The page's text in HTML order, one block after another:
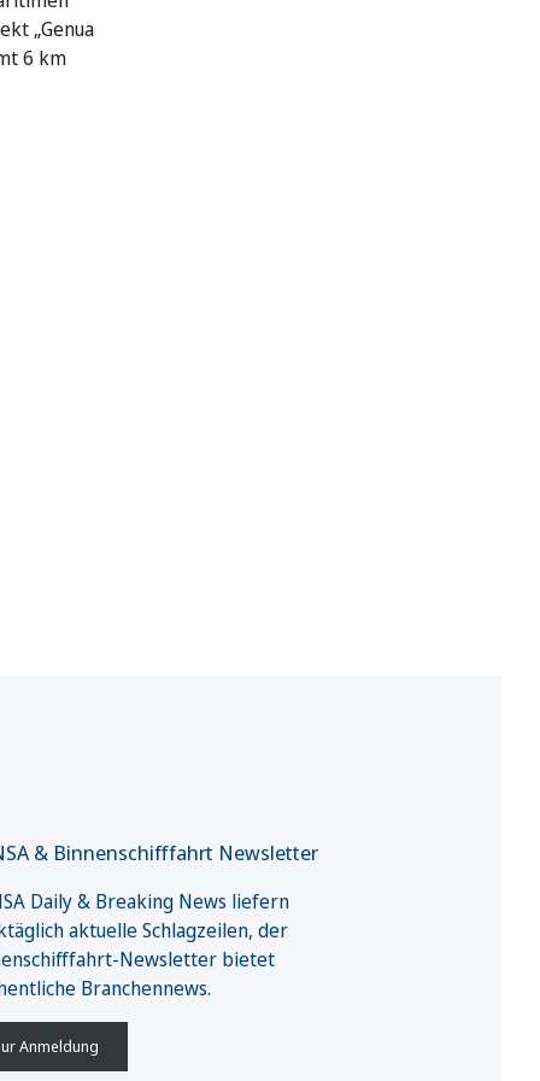
„Genua
6 km
& Binnenschifffahrt Newsletter
Daily & Breaking News liefern
aktuelle Schlagzeilen, der
Newsletter bietet
Branchennews.
Anmeldung